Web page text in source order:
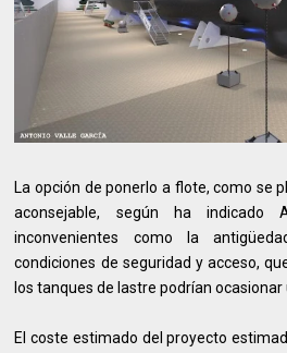
La opción de ponerlo a flote, como se
aconsejable, según ha indicado
inconvenientes como la
condiciones de seguridad y acceso,
los tanques de lastre podrían
El coste estimado del proyecto